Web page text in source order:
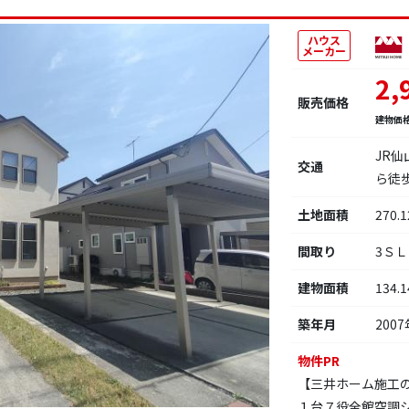
ハウス
メーカー
販売価格
建物価
交通
JR仙
ら徒
土地面積
間取り
3Ｓ
建物面積
築年月
2007
物件PR
【三井ホーム施工